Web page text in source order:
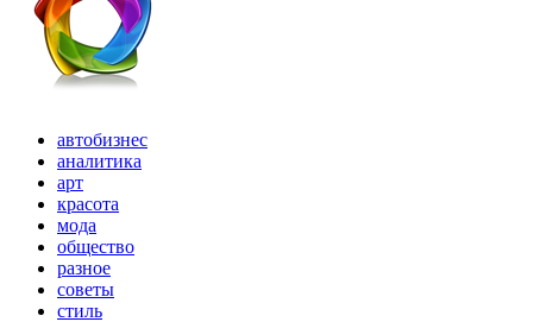
автобизнес
аналитика
арт
красота
мода
общество
разное
советы
стиль